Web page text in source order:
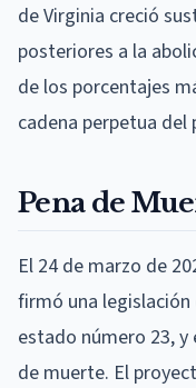
de Virginia creció
posteriores a la
de los porcentajes
cadena perpetua del
Pena de
El 24 de marzo de
firmó una
estado número 23, y
de muerte. El